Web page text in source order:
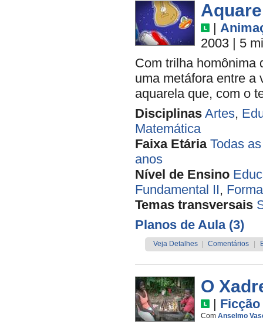
|
2003 | 5
Com trilha homônima
uma metáfora entre a
aquarela que, com o
Disciplinas Artes,
Matemática
Faixa Etária Todas
anos
Nível de Ensino
Fundamental II,
Temas transversais
Planos de Aula (3)
Veja Detalhes Comentários
O
| Ficção
Com Anselmo